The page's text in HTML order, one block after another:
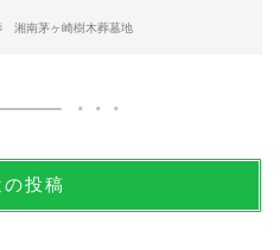
南茅ヶ崎樹木葬墓地
投稿